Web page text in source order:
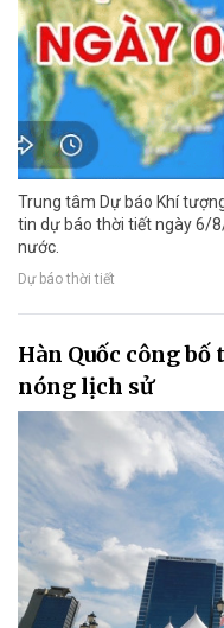
Trung tâm Dự báo Khí
tin dự báo thời tiết ngày 6/
nước.
Dự báo thời tiết
Hàn Quốc công
nóng lịch sử